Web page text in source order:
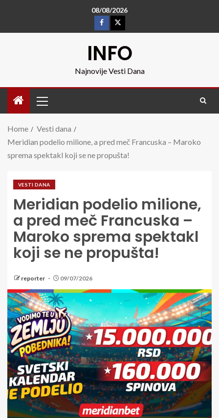
08/08/2026
INFO
Najnovije Vesti Dana
Home
Vesti dana
Meridian podelio milione, a pred meč Francuska – Maroko
sprema spektakl koji se ne propušta!
VESTI DANA
Meridian podelio milione,
a pred meč Francuska –
Maroko sprema spektakl
koji se ne propušta!
reporter 09/07/2026